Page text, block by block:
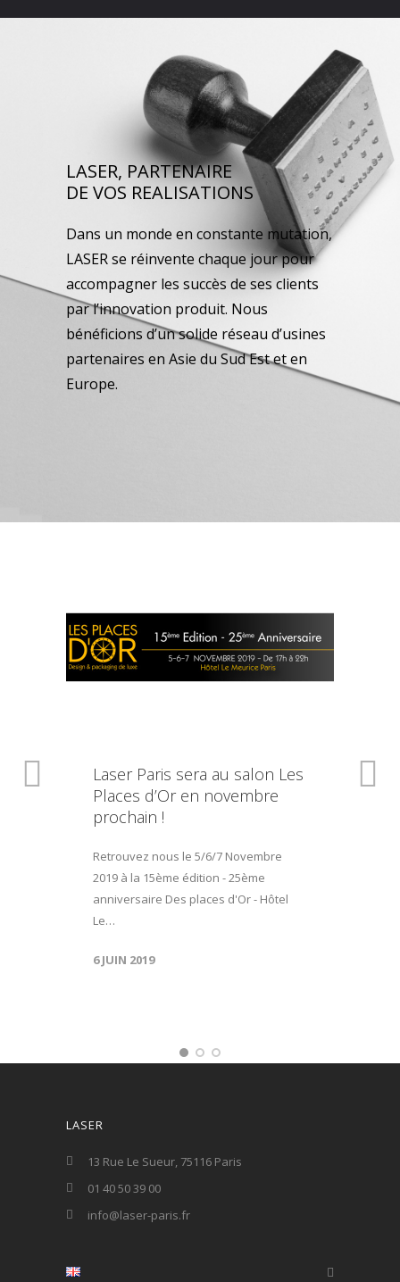
LASER, PARTENAIRE
DE VOS REALISATIONS
Dans un monde en constante mutation,
LASER se réinvente chaque jour pour
accompagner les succès de ses clients
par l’innovation produit. Nous
bénéficions d’un solide réseau d’usines
partenaires en Asie du Sud Est et en
Europe.
Laser Paris sera au salon Les
Places d’Or en novembre
prochain !
Retrouvez nous le 5/6/7 Novembre
2019 à la 15ème édition - 25ème
anniversaire Des places d'Or - Hôtel
Le…
6 JUIN 2019
LASER
13 Rue Le Sueur, 75116 Paris
01 40 50 39 00
info@laser-paris.fr